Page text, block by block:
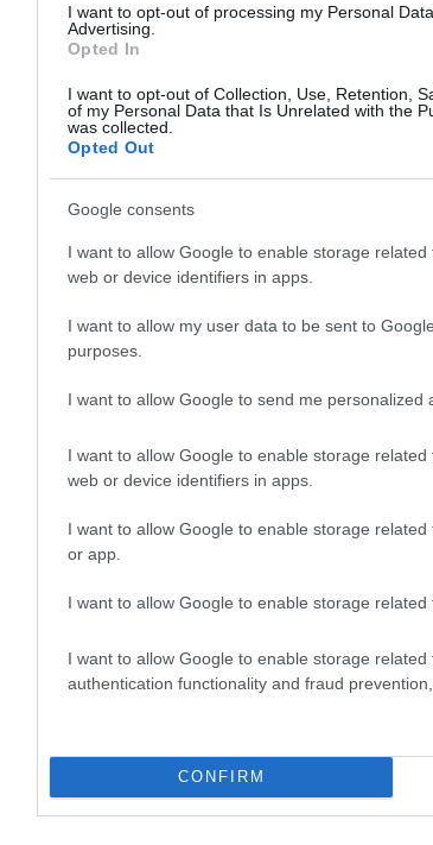
I want to opt-out of processing my Personal
Advertising.
Opted In
I want to opt-out of Collection, Use, Retention,
of my Personal Data that Is Unrelated with the
was collected.
Opted Out
Google consents
I want to allow Google to enable storage
web or device identifiers in apps.
I want to allow my user data to be sent to
purposes.
I want to allow Google to send me personalized
I want to allow Google to enable storage
web or device identifiers in apps.
I want to allow Google to enable storage
or app.
I want to allow Google to enable storage related
I want to allow Google to enable storage related
authentication functionality and fraud
CONFIRM